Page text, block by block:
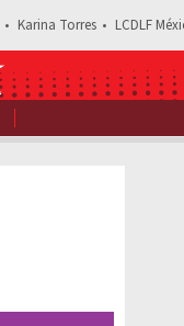
Karina Torres LCDLF
Comparte esta noticia